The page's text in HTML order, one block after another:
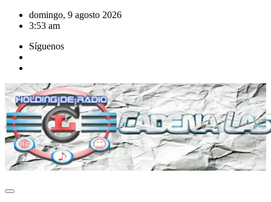
Saltar
domingo, 9 agosto 2026
3:53 am
Síguenos